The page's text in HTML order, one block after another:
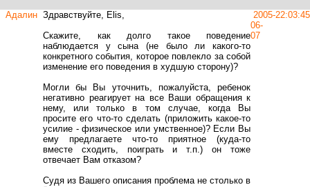
Адалин Здравствуйте, Elis,
Скажите, как долго такое поведение
наблюдается у сына (не было ли какого-то
конкретного события, которое повлекло за собой
изменение его поведения в худшую сторону)?
Могли бы Вы уточнить, пожалуйста, ребенок
негативно реагирует на все Ваши обращения к
нему, или только в том случае, когда Вы
просите его что-то сделать (приложить какое-то
усилие - физическое или умственное)? Если Вы
ему предлагаете что-то приятное (куда-то
вместе сходить, поиграть и т.п.) он тоже
отвечает Вам отказом?
Судя из Вашего описания проблема не столько в
2005-
06-
07
22:03:45